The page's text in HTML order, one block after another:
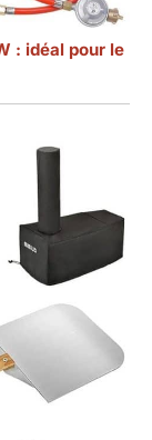
: idéal pour le